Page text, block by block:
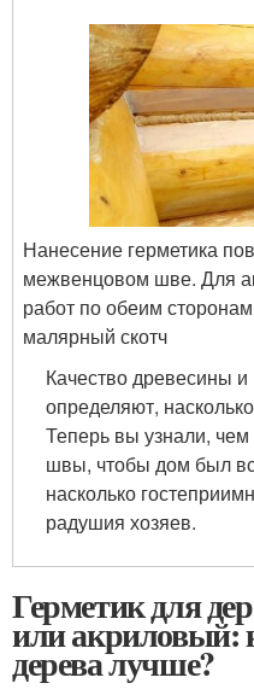
Нанесение герметика
межвенцовом шве. Для
работ по обеим
малярный скотч
Качество древесины и
определяют,
Теперь вы узнали,
швы, чтобы дом был
насколько
радушия хозяев.
Герметик для
или акриловый:
дерева лучше?